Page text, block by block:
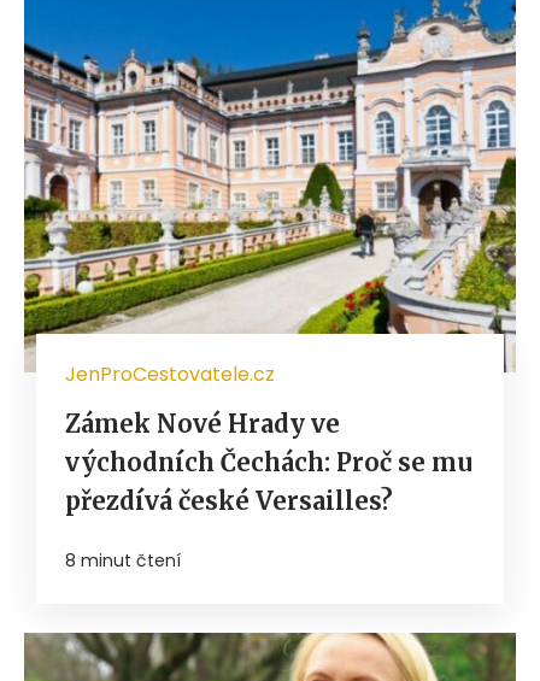
JenProCestovatele.cz
Zámek Nové Hrady ve
východních Čechách: Proč se mu
přezdívá české Versailles?
8 minut čtení